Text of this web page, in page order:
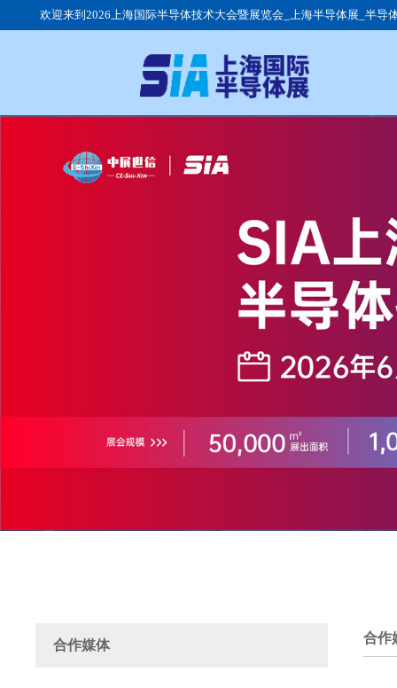
欢迎来到2026上海国际半导体技术大会暨展览会_上海半导体展_半导
参展流程
现场回顾
我要参观
往届展商
合作媒体 合作